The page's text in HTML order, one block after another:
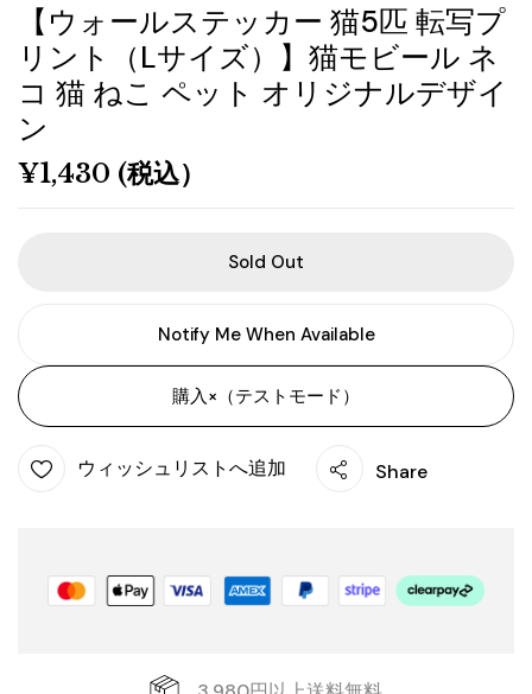
【ウォールステッカー 猫5匹 転写プ
リント（Lサイズ）】猫モビール ネ
コ 猫 ねこ ペット オリジナルデザイ
ン
¥1,430 (税込）
Sold Out
Notify Me When Available
購入×（テストモード）
ウィッシュリストへ追加 Share